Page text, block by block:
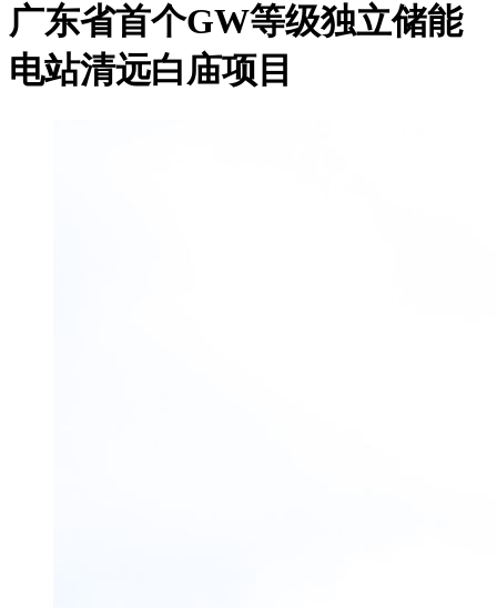
广东省首个GW等级独立储能
电站清远白庙项目